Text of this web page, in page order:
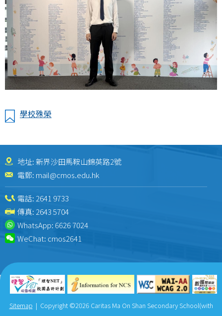
學校殊榮
地址: 新界沙田馬鞍山錦英路2號
電郵: mail@cmos.edu.hk
電話: 2641 9733
傳真: 2643 5704
WhatsApp:6626 7024
WeChat: cmos2641
Sitemap | Copyright ©2026 Caritas Ma On Shan Secondary School(with